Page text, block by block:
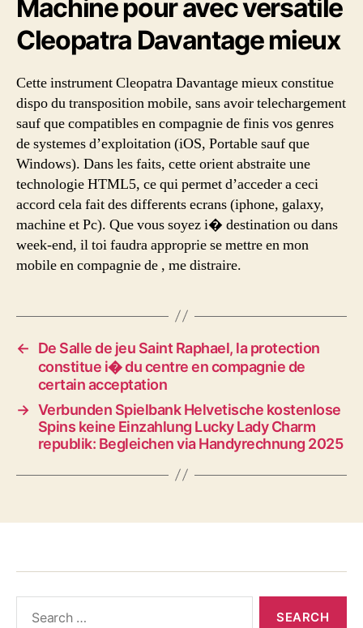
Machine pour avec versatile
Cleopatra Davantage mieux
Cette instrument Cleopatra Davantage mieux constitue
dispo du transposition mobile, sans avoir telechargement
sauf que compatibles en compagnie de finis vos genres
de systemes d’exploitation (iOS, Portable sauf que
Windows). Dans les faits, cette orient abstraite une
technologie HTML5, ce qui permet d’acceder a ceci
accord cela fait des differents ecrans (iphone, galaxy,
machine et Pc). Que vous soyez i� destination ou dans
week-end, il toi faudra approprie se mettre en mon
mobile en compagnie de , me distraire.
←
De Salle de jeu Saint Raphael, la protection
constitue i� du centre en compagnie de
certain acceptation
→ Verbunden Spielbank Helvetische kostenlose
Spins keine Einzahlung Lucky Lady Charm
republik: Begleichen via Handyrechnung 2025